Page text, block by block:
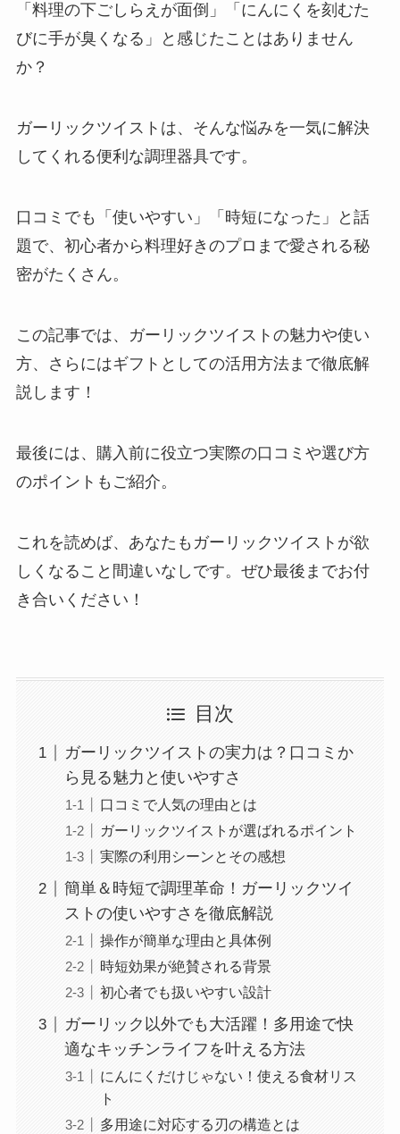
「料理の下ごしらえが面倒」「にんにくを刻むた
びに手が臭くなる」と感じたことはありません
か？
ガーリックツイストは、そんな悩みを一気に解決
してくれる便利な調理器具です。
口コミでも「使いやすい」「時短になった」と話
題で、初心者から料理好きのプロまで愛される秘
密がたくさん。
この記事では、ガーリックツイストの魅力や使い
方、さらにはギフトとしての活用方法まで徹底解
説します！
最後には、購入前に役立つ実際の口コミや選び方
のポイントもご紹介。
これを読めば、あなたもガーリックツイストが欲
しくなること間違いなしです。ぜひ最後までお付
き合いください！
目次
ガーリックツイストの実力は？口コミか
ら見る魅力と使いやすさ
口コミで人気の理由とは
ガーリックツイストが選ばれるポイント
実際の利用シーンとその感想
簡単＆時短で調理革命！ガーリックツイ
ストの使いやすさを徹底解説
操作が簡単な理由と具体例
時短効果が絶賛される背景
初心者でも扱いやすい設計
ガーリック以外でも大活躍！多用途で快
適なキッチンライフを叶える方法
にんにくだけじゃない！使える食材リス
ト
多用途に対応する刃の構造とは